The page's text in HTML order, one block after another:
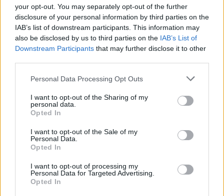
your opt-out. You may separately opt-out of the further
disclosure of your personal information by third parties on the
IAB’s list of downstream participants. This information may
also be disclosed by us to third parties on the IAB’s List of
Downstream Participants that may further disclose it to other
Personal Data Processing Opt Outs
I want to opt-out of the Sharing of my
personal data.
Opted In
I want to opt-out of the Sale of my
Personal Data.
Opted In
I want to opt-out of processing my
Personal Data for Targeted Advertising.
Opted In
Entrato 5 - 17
Infortunato 0 - 0